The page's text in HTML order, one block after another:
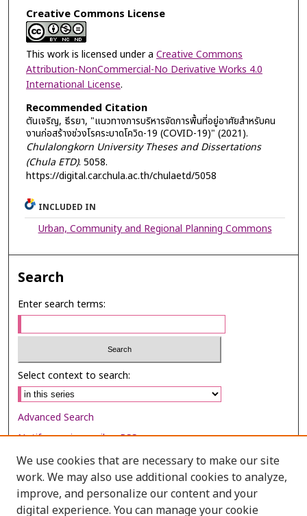
Creative Commons License
This work is licensed under a Creative Commons
Attribution-NonCommercial-No Derivative Works 4.0
International License.
Recommended Citation
ตันเจริญ, ธีรยา, "แนวทางการบริหารจัดการพื้นที่อยู่อาศัยสำหรับคน
งานก่อสร้างช่วงโรคระบาดโควิด-19 (COVID-19)" (2021).
Chulalongkorn University Theses and Dissertations
(Chula ETD). 5058.
https://digital.car.chula.ac.th/chulaetd/5058
INCLUDED IN
Urban, Community and Regional Planning Commons
Search
Enter search terms:
Select context to search:
Advanced Search
Notify me via email orRSS
Browse
Collections
Disciplines
We use cookies that are necessary to make our site
work. We may also use additional cookies to analyze,
improve, and personalize our content and your
digital experience. You can manage your cookie